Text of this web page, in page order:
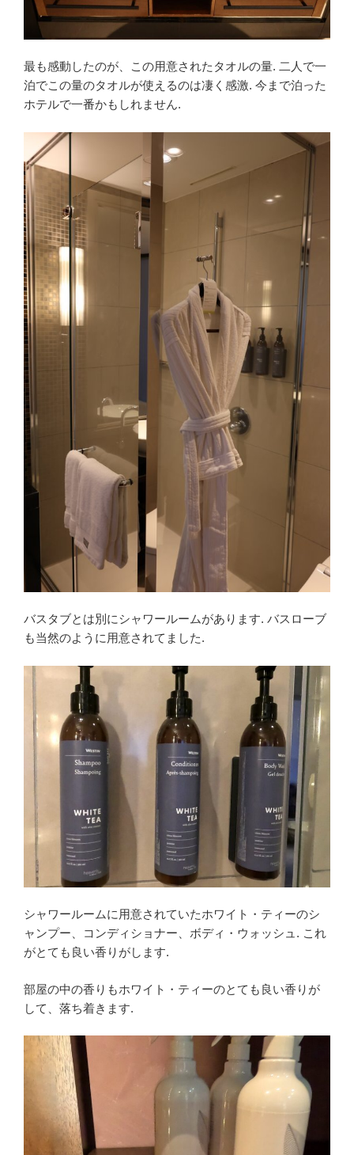
最も感動したのが、この用意されたタオルの量. 二人で一
泊でこの量のタオルが使えるのは凄く感激. 今まで泊った
ホテルで一番かもしれません.
バスタブとは別にシャワールームがあります. バスローブ
も当然のように用意されてました.
シャワールームに用意されていたホワイト・ティーのシ
ャンプー、コンディショナー、ボディ・ウォッシュ. これ
がとても良い香りがします.
部屋の中の香りもホワイト・ティーのとても良い香りが
して、落ち着きます.